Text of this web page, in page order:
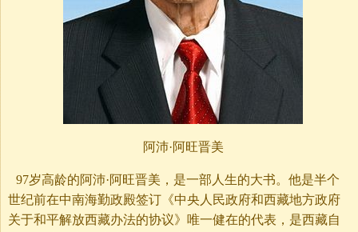
阿沛·阿旺晋美
97岁高龄的阿沛·阿旺晋美，是一部人生的大书。他是半个
世纪前在中南海勤政殿签订《中央人民政府和西藏地方政府
关于和平解放西藏办法的协议》唯一健在的代表，是西藏自